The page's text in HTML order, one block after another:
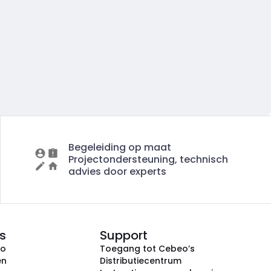
Begeleiding op maat
Projectondersteuning, technisch
advies door experts
Support
Toegang tot Cebeo’s
Distributiecentrum